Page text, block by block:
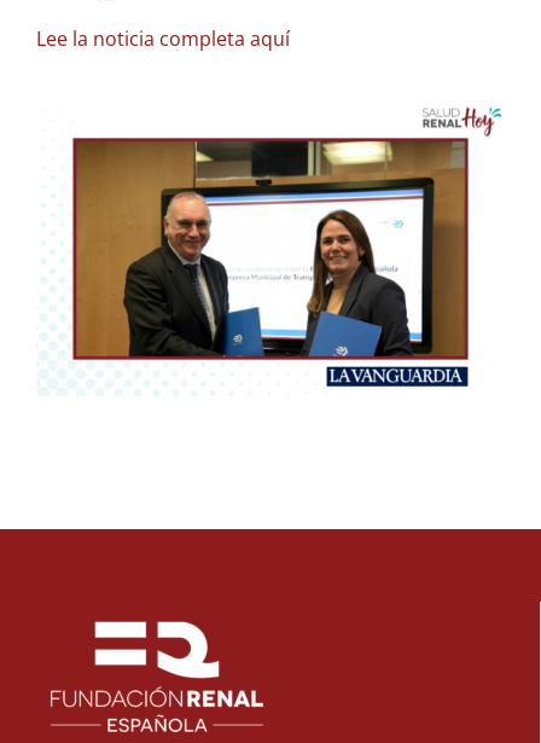
Lee la noticia completa aquí